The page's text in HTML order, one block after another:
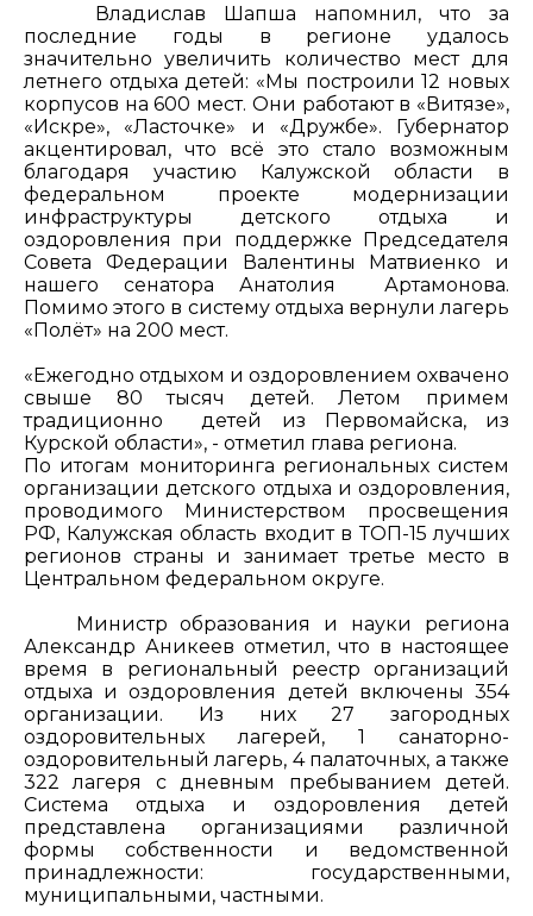
Владислав Шапша напомнил, что за
последние годы в регионе удалось
значительно увеличить количество мест для
летнего отдыха детей: «Мы построили 12 новых
корпусов на 600 мест. Они работают в «Витязе»,
«Искре», «Ласточке» и «Дружбе». Губернатор
акцентировал, что всё это стало возможным
благодаря участию Калужской области в
федеральном проекте модернизации
инфраструктуры детского отдыха и
оздоровления при поддержке Председателя
Совета Федерации Валентины Матвиенко и
нашего сенатора Анатолия Артамонова.
Помимо этого в систему отдыха вернули лагерь
«Полёт» на 200 мест.
«Ежегодно отдыхом и оздоровлением охвачено
свыше 80 тысяч детей. Летом примем
традиционно детей из Первомайска, из
Курской области», - отметил глава региона.
По итогам мониторинга региональных систем
организации детского отдыха и оздоровления,
проводимого Министерством просвещения
РФ, Калужская область входит в ТОП-15 лучших
регионов страны и занимает третье место в
Центральном федеральном округе.
Министр образования и науки региона
Александр Аникеев отметил, что в настоящее
время в региональный реестр организаций
отдыха и оздоровления детей включены 354
организации. Из них 27 загородных
оздоровительных лагерей, 1 санаторно-
оздоровительный лагерь, 4 палаточных, а также
322 лагеря с дневным пребыванием детей.
Система отдыха и оздоровления детей
представлена организациями различной
формы собственности и ведомственной
принадлежности: государственными,
муниципальными, частными.